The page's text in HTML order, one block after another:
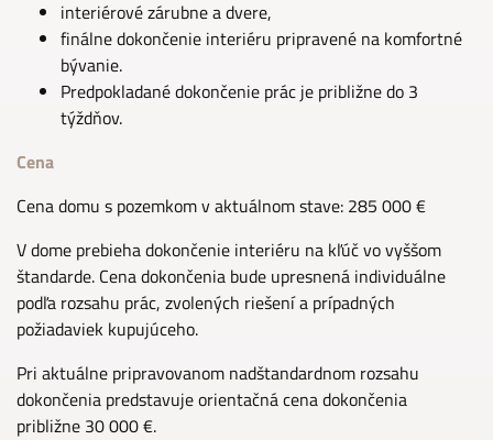
interiérové zárubne a dvere,
finálne dokončenie interiéru pripravené na komfortné
bývanie.
Predpokladané dokončenie prác je približne do 3
týždňov.
Cena
Cena domu s pozemkom v aktuálnom stave: 285 000 €
V dome prebieha dokončenie interiéru na kľúč vo vyššom
štandarde. Cena dokončenia bude upresnená individuálne
podľa rozsahu prác, zvolených riešení a prípadných
požiadaviek kupujúceho.
Pri aktuálne pripravovanom nadštandardnom rozsahu
dokončenia predstavuje orientačná cena dokončenia
približne 30 000 €.